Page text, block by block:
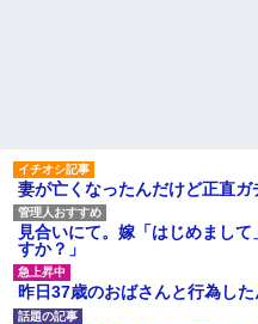
妻が亡くなったんだけど正直ガ
見合いにて。嫁「はじめまし
すか？」
昨日37歳のおばさんと行為し